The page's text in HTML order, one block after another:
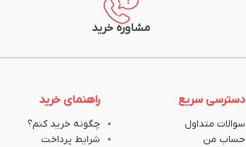
مشاوره خرید
دسترسی سریع
سوالات متداول
حساب من
راهنمای خرید
چگونه خرید کنم؟
شرایط پرداخت